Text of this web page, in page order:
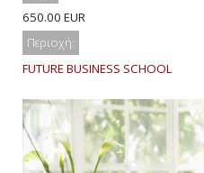
650.00 EUR
Περιοχή:
FUTURE BUSINESS SCHOOL